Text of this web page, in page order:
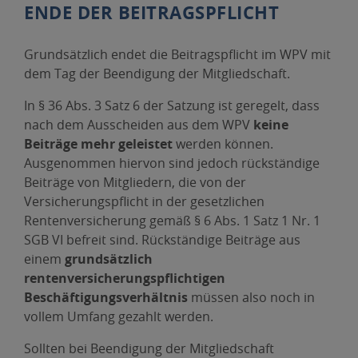
ENDE DER BEITRAGSPFLICHT
Grundsätzlich endet die Beitragspflicht im WPV mit
dem Tag der Beendigung der Mitgliedschaft.
In § 36 Abs. 3 Satz 6 der Satzung ist geregelt, dass
nach dem Ausscheiden aus dem WPV keine
Beiträge mehr geleistetwerden können.
Ausgenommen hiervon sind jedoch rückständige
Beiträge von Mitgliedern, die von der
Versicherungspflicht in der gesetzlichen
Rentenversicherung gemäß § 6 Abs. 1 Satz 1 Nr. 1
SGB VI befreit sind. Rückständige Beiträge aus
einem grundsätzlich
rentenversicherungspflichtigen
Beschäftigungsverhältnis müssen also noch in
vollem Umfang gezahlt werden.
Sollten bei Beendigung der Mitgliedschaft